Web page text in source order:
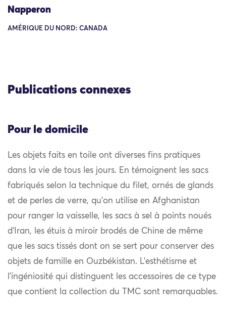
Napperon
AMÉRIQUE DU NORD: CANADA
Publications connexes
Pour le domicile
Les objets faits en toile ont diverses fins pratiques
dans la vie de tous les jours. En témoignent les sacs
fabriqués selon la technique du filet, ornés de glands
et de perles de verre, qu’on utilise en Afghanistan
pour ranger la vaisselle, les sacs à sel à points noués
d’Iran, les étuis à miroir brodés de Chine de même
que les sacs tissés dont on se sert pour conserver des
objets de famille en Ouzbékistan. L’esthétisme et
l’ingéniosité qui distinguent les accessoires de ce type
que contient la collection du TMC sont remarquables.